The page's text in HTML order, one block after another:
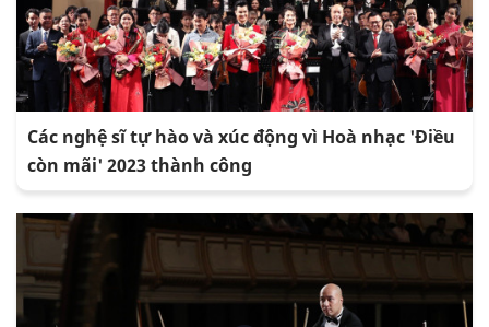
Các nghệ sĩ tự hào và xúc động vì Hoà nhạc 'Điều
còn mãi' 2023 thành công